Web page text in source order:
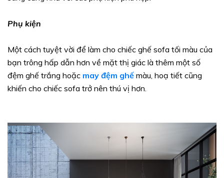
Phụ kiện
Một cách tuyệt vời để làm cho chiếc ghế sofa tối màu của
bạn trông hấp dẫn hơn về mặt thị giác là thêm một số
đệm ghế trắng hoặc may đệm ghế màu, hoạ tiết cũng
khiến cho chiếc sofa trở nên thú vị hơn.